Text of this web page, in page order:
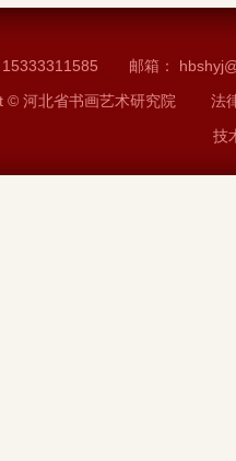
15333311585 邮箱：
© 河北省书画艺术研究院 法
技